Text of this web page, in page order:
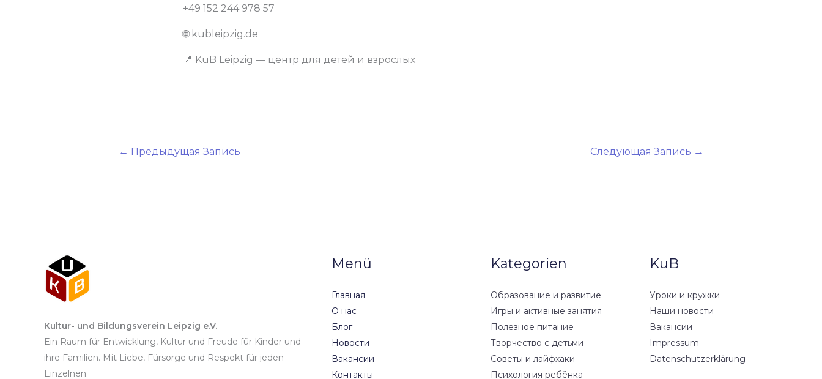
+49 152 244 978 57
🌐 kubleipzig.de
📍 KuB Leipzig — центр для детей и взрослых
← Предыдущая Запись Следующая Запись →
Kultur- und Bildungsverein Leipzig e.V.
Ein Raum für Entwicklung, Kultur und Freude für Kinder und
ihre Familien. Mit Liebe, Fürsorge und Respekt für jeden
Einzelnen.
Menü
Главная
О нас
Блог
Новости
Вакансии
Контакты
Kategorien
Образование и развитие
Игры и активные занятия
Полезное питание
Творчество с детьми
Советы и лайфхаки
Психология ребёнка
KuB
Уроки и кружки
Наши новости
Вакансии
Impressum
Datenschutzerklärung